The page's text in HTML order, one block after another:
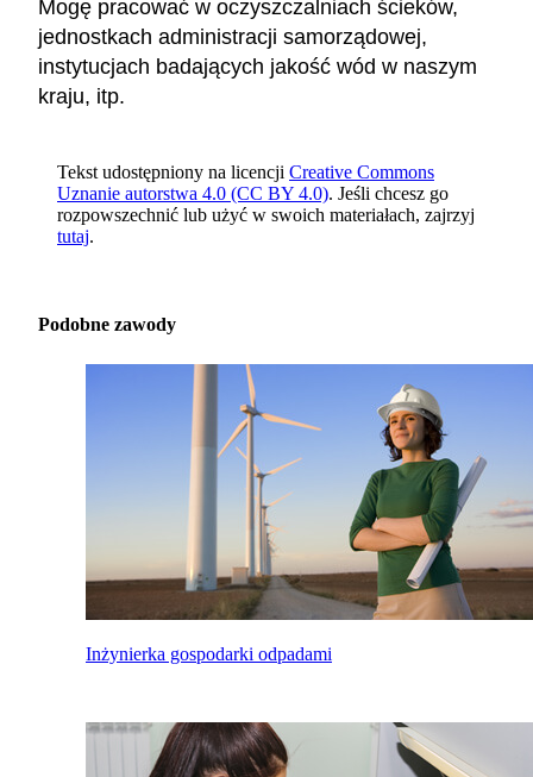
Mogę pracować w oczyszczalniach ścieków,
jednostkach administracji samorządowej,
instytucjach badających jakość wód w naszym
kraju, itp.
Tekst udostępniony na licencji Creative Commons
Uznanie autorstwa 4.0 (CC BY 4.0). Jeśli chcesz go
rozpowszechnić lub użyć w swoich materiałach, zajrzyj
tutaj.
Podobne zawody
Inżynierka gospodarki odpadami